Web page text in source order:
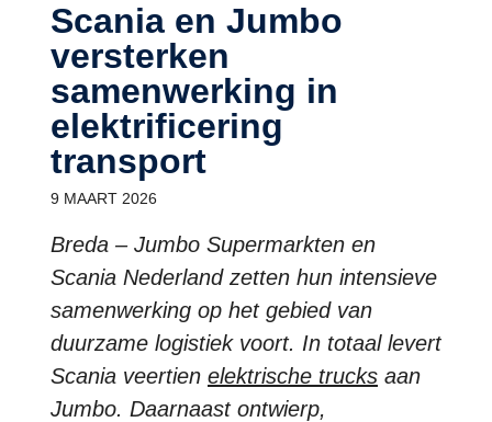
Scania en Jumbo
versterken
samenwerking in
elektrificering
transport
9 MAART 2026
Breda – Jumbo Supermarkten en
Scania Nederland zetten hun intensieve
samenwerking op het gebied van
duurzame logistiek voort. In totaal levert
Scania veertien elektrische trucks aan
Jumbo. Daarnaast ontwierp,